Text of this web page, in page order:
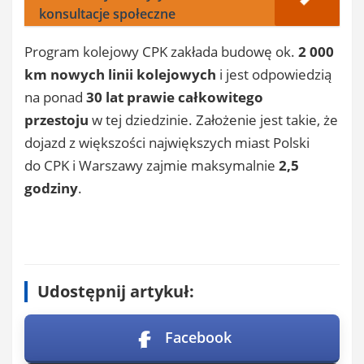
konsultacje społeczne
Program kolejowy CPK zakłada budowę ok. 2 000
km nowych linii kolejowych i jest odpowiedzią
na ponad 30 lat prawie całkowitego
przestoju w tej dziedzinie. Założenie jest takie, że
dojazd z większości największych miast Polski
do CPK i Warszawy zajmie maksymalnie 2,5
godziny.
Udostępnij artykuł:
Facebook